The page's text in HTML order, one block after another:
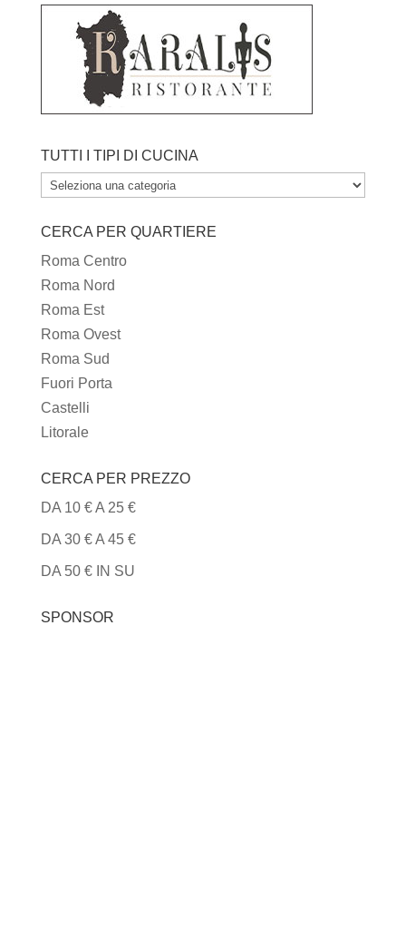
TUTTI I TIPI DI CUCINA
TUTTI
TIPI
DI
CUCINA
CERCA PER QUARTIERE
Roma Centro
Roma Nord
Roma Est
Roma Ovest
Roma Sud
Fuori Porta
Castelli
Litorale
CERCA PER PREZZO
DA 10 € A 25 €
DA 30 € A 45 €
DA 50 € IN SU
SPONSOR